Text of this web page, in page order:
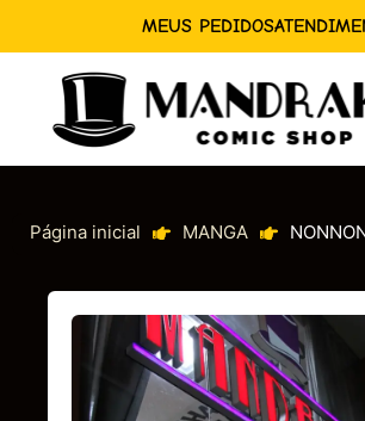
MEUS PEDIDOS
Página inicial MANGA